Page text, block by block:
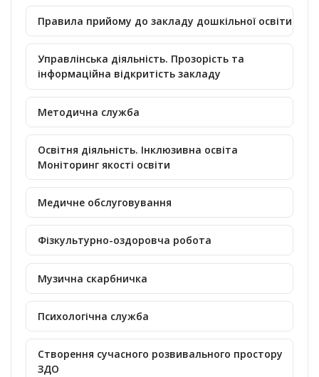
Правила прийому до закладу дошкільної освіти
Управлінська діяльність. Прозорість та
інформаційна відкритість закладу
Методична служба
Освітня діяльність. Інклюзивна освіта
Моніторинг якості освіти
Медичне обслуговування
Фізкультурно-оздоровча робота
Музична скарбничка
Психологічна служба
Створення сучасного розвивального простору
ЗДО